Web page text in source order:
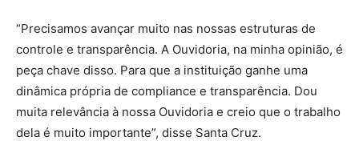
“Precisamos avançar muito nas nossas estruturas de
controle e transparência. A Ouvidoria, na minha opinião, é
peça chave disso. Para que a instituição ganhe uma
dinâmica própria de compliance e transparência. Dou
muita relevância à nossa Ouvidoria e creio que o trabalho
dela é muito importante”, disse Santa Cruz.